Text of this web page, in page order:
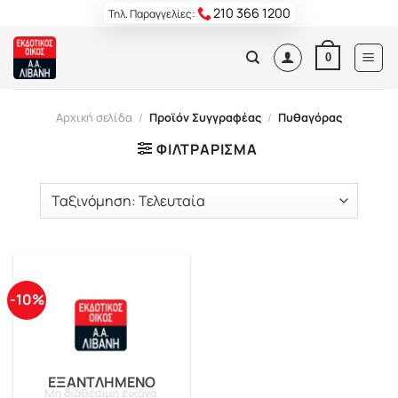
content
Τηλ. Παραγγελίες: 210 366 1200
0
Αρχική σελίδα / Προϊόν Συγγραφέας / Πυθαγόρας
ΦΙΛΤΡΆΡΙΣΜΑ
-10%
ΕΞΑΝΤΛΗΜΈΝΟ